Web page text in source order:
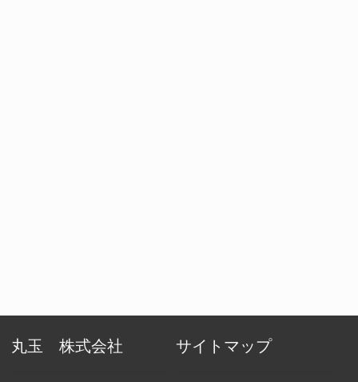
丸玉 株式会社 サイトマップ